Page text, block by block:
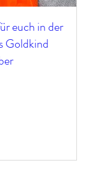
euch in der
Goldkind